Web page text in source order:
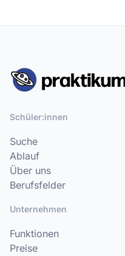
Schüler:innen
Suche
Ablauf
Über uns
Berufsfelder
Unternehmen
Funktionen
Preise